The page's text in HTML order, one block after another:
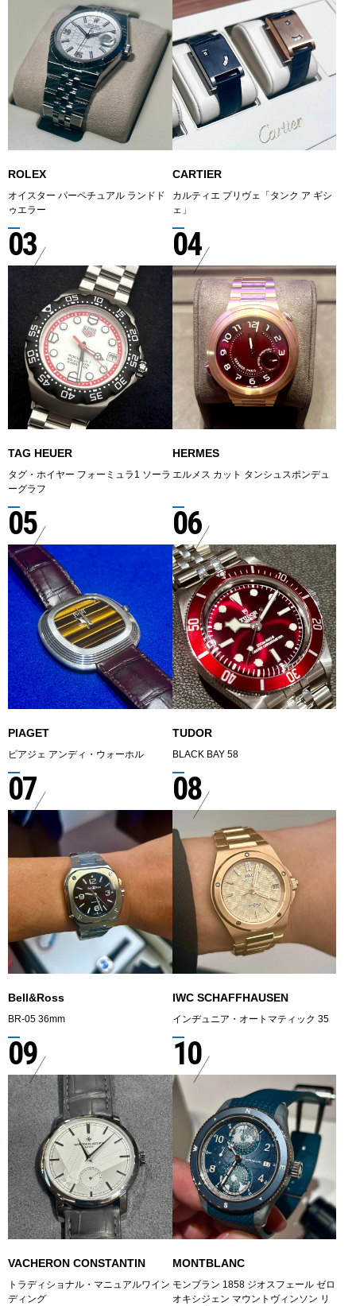
ROLEX
オイスター パーペチュアル ランドド
ゥエラー
CARTIER
カルティエ プリヴェ「タンク ア ギシ
ェ」
03
TAG HEUER
タグ・ホイヤー フォーミュラ1 ソーラ
ーグラフ
04
HERMES
エルメス カット タンシュスポンデュ
05
PIAGET
ピアジェ アンディ・ウォーホル
06
TUDOR
BLACK BAY 58
07
Bell&Ross
BR-05 36mm
08
IWC SCHAFFHAUSEN
インヂュニア・オートマティック 35
09
VACHERON CONSTANTIN
トラディショナル・マニュアルワイン
ディング
10
MONTBLANC
モンブラン 1858 ジオスフェール ゼロ
オキシジェン マウントヴィンソン リ